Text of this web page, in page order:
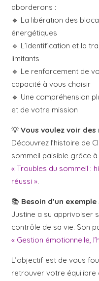
aborderons :
🔹 La libération des
énergétiques
🔹 L’identification et la
limitants
🔹 Le renforcement de
capacité à vous choisir
🔹 Une compréhension
et de votre mission
💡 Vous voulez voir
Découvrez l’histoire de
sommeil paisible grâce
« Troubles du sommeil :
réussi ».
📚 Besoin d’un
Justine a su apprivoiser
contrôle de sa vie. Son
« Gestion émotionnelle,
L’objectif est de vous
retrouver votre équilibre